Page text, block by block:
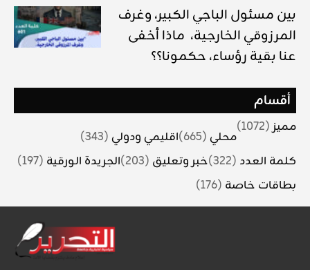
بين مسئول الباجي الكبير، وغرف
المرزوقي الخارجية، ماذا أخفى
عنا بقية رؤساء، حكمونا؟؟
أقسام
مميز(1072)
محلي (665) اقليمي ودولي (343)
كلمة العدد (322) خبر وتعليق (203) الجريدة الورقية (197)
بطاقات خاصة (176)